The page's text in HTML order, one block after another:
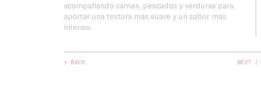
acompañando carnes, pescados y verduras para
aportar una textura más suave y un sabor más
intenso.
< BACK NEXT